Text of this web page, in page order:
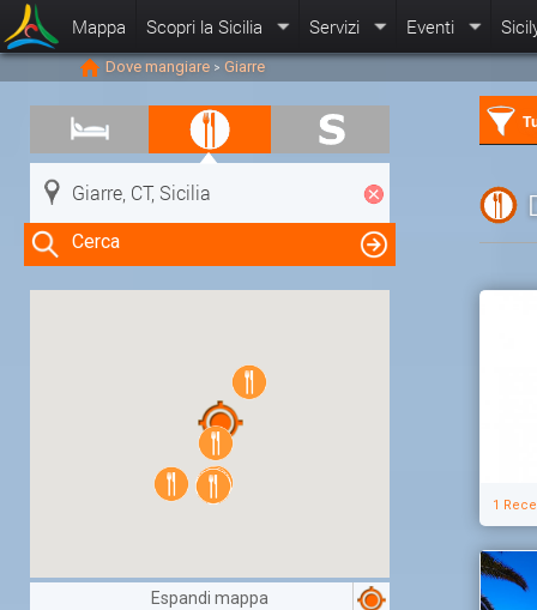
Mappa Scopri la Sicilia Servizi Eventi
Dove mangiare > Giarre
Cerca
Clicca su una risorsa nella mappa
per visualizzare le informazioni
Espandi mappa
1